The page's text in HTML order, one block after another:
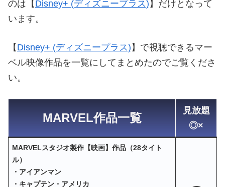
のは【 Disney+ (ディズニープラス) 】だけとなって
います。
【 Disney+ (ディズニープラス) 】で視聴できるマー
ベル映像作品を一覧にしてまとめたのでご覧くださ
い。
MARVEL作品一覧
見放題
◎×
MARVELスタジオ製作【映画】作品（28タイト
ル）
・アイアンマン
・キャプテン・アメリカ